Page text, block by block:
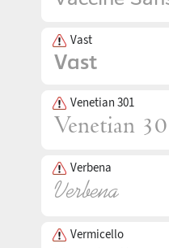
Vast
Venetian 301
Verbena
Vermicello